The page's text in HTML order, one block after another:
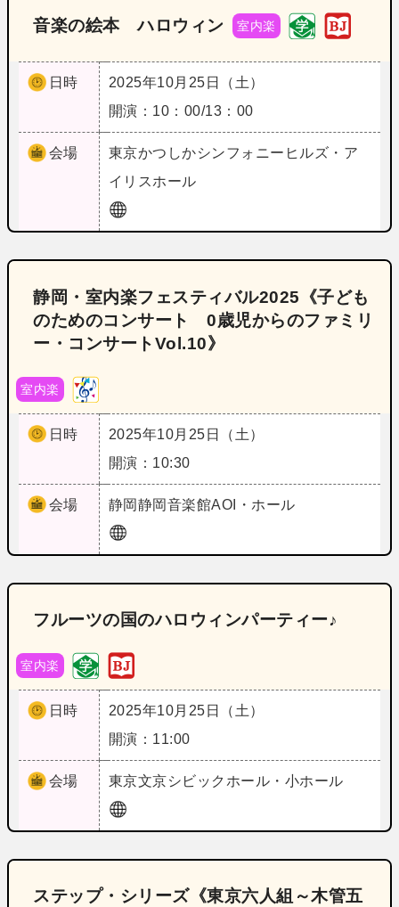
音楽の絵本 ハロウィン 室内楽
日時
2025年10月25日（土）
開演：10：00/13：00
会場 東京かつしかシンフォニーヒルズ・ア
イリスホール
静岡・室内楽フェスティバル2025《子ども
のためのコンサート 0歳児からのファミリ
ー・コンサートVol.10》
室内楽
日時
2025年10月25日（土）
開演：10:30
会場 静岡静岡音楽館AOI・ホール
フルーツの国のハロウィンパーティー♪
室内楽
日時
2025年10月25日（土）
開演：11:00
会場 東京文京シビックホール・小ホール
ステップ・シリーズ《東京六人組～木管五